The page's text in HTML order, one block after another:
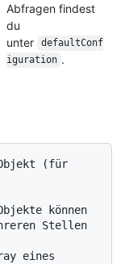
Abfragen findest
du
unter
defaultConf
iguration .
Stellen
eines